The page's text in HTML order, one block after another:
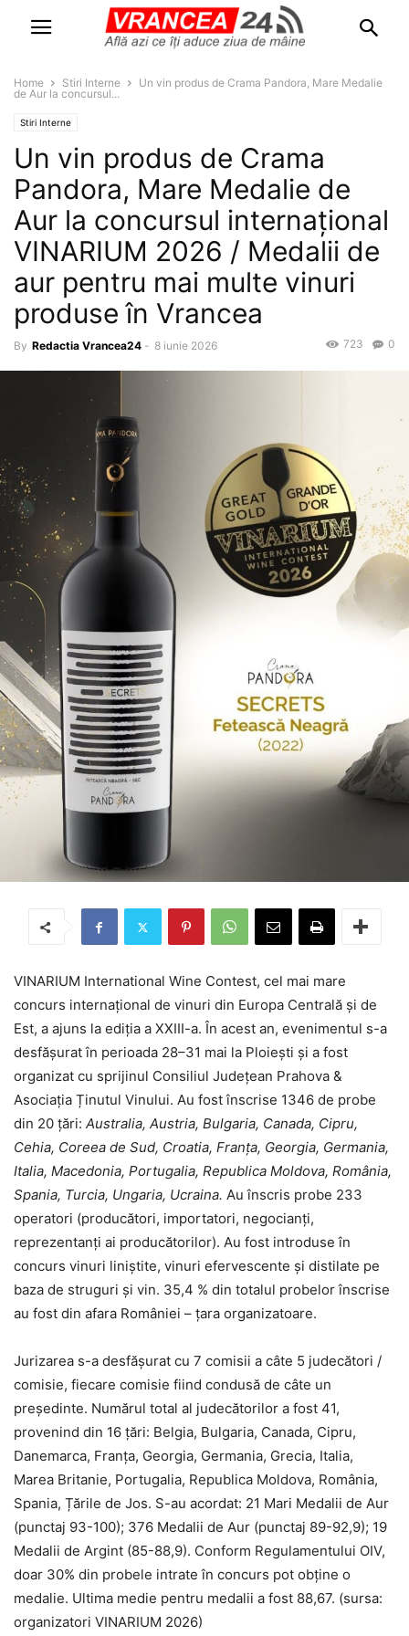
Home Stiri Interne
Un vin produs de Crama Pandora, Mare Medalie
de Aur la concursul...
Stiri Interne
Un vin produs de Crama
Pandora, Mare Medalie de
Aur la concursul internațional
VINARIUM 2026 / Medalii de
aur pentru mai multe vinuri
produse în Vrancea
By Redactia Vrancea24 - 8 iunie 2026 0
723
VINARIUM International Wine Contest, cel mai mare
concurs internațional de vinuri din Europa Centrală și de
Est, a ajuns la ediția a XXIII-a. În acest an, evenimentul s-a
desfăşurat în perioada 28–31 mai la Ploiești și a fost
organizat cu sprijinul Consiliul Județean Prahova &
Asociația Ținutul Vinului. Au fost înscrise 1346 de probe
din 20 ţări: Australia, Austria, Bulgaria, Canada, Cipru,
Cehia, Coreea de Sud, Croatia, Franța, Georgia, Germania,
Italia, Macedonia, Portugalia, Republica Moldova, România,
Spania, Turcia, Ungaria, Ucraina. Au înscris probe 233
operatori (producători, importatori, negocianţi,
reprezentanţi ai producătorilor). Au fost introduse în
concurs vinuri liniștite, vinuri efervescente şi distilate pe
baza de struguri şi vin. 35,4 % din totalul probelor înscrise
au fost din afara României – țara organizatoare.
Jurizarea s-a desfăşurat cu 7 comisii a câte 5 judecători /
comisie, fiecare comisie fiind condusă de câte un
preşedinte. Numărul total al judecătorilor a fost 41,
provenind din 16 ţări: Belgia, Bulgaria, Canada, Cipru,
Danemarca, Franța, Georgia, Germania, Grecia, Italia,
Marea Britanie, Portugalia, Republica Moldova, România,
Spania, Țările de Jos. S-au acordat: 21 Mari Medalii de Aur
(punctaj 93-100); 376 Medalii de Aur (punctaj 89-92,9); 19
Medalii de Argint (85-88,9). Conform Regulamentului OIV,
doar 30% din probele intrate în concurs pot obţine o
medalie. Ultima medie pentru medalii a fost 88,67. (sursa:
organizatori VINARIUM 2026)